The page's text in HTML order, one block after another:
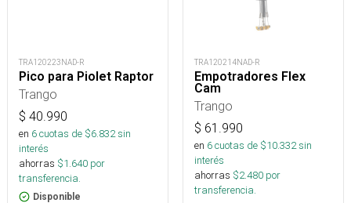
TRA120223NAD-R
Pico para Piolet Raptor
Trango
$ 40.990
en 6cuotas de $6.832sin
interés
ahorras $1.640 por
transferencia.
Disponible
TRA120214NAD-R
Empotradores Flex
Cam
Trango
$ 61.990
en 6cuotas de $10.332sin
interés
ahorras $2.480 por
transferencia.